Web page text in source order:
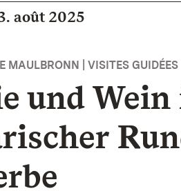
août 2025
MAULBRONN | VISITES
und